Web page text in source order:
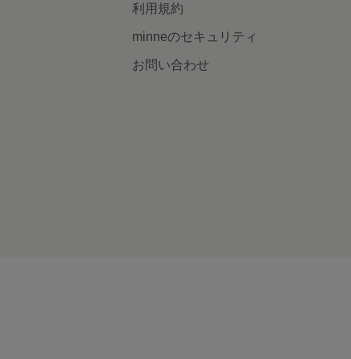
利用規約
minneのセキュリティ
お問い合わせ